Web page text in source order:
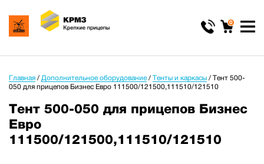
0
Главная / Дополнительное оборудование / Тенты и каркасы / Тент 500-
050 для прицепов Бизнес Евро 111500/121500,111510/121510
Тент 500-050 для прицепов Бизнес
Евро
111500/121500,111510/121510